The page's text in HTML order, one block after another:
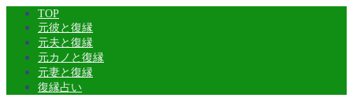
TOP
元彼と復縁
元夫と復縁
元カノと復縁
元妻と復縁
復縁占い